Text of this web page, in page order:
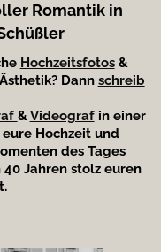
Romantik in
Hochzeitsfotos&
Dann schreib
&Videografin einer
Hochzeit und
des Tages
40 Jahren stolz euren